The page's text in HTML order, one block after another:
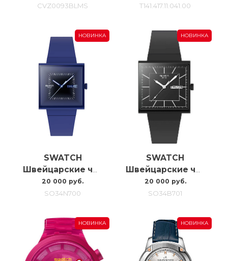
CVZ0093BLMS T141.417.11.041.00
НОВИНКА
SWATCH
Швейцарские часы Swatch Squarely Blacklight SO34N700
20 000 руб.
SO34N700
НОВИНКА
SWATCH
Швейцарские часы Swatch What If…blackagain? SO34B701
20 000 руб.
SO34B701
НОВИНКА НОВИНКА